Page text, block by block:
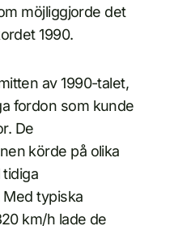
möjliggjorde det
1990.
av 1990-talet,
fordon som kunde
De
körde på olika
typiska
km/h lade de